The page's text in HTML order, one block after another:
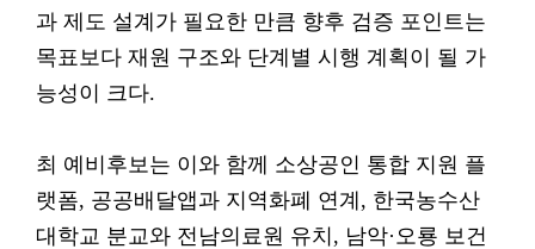
과 제도 설계가 필요한 만큼 향후 검증 포인트는
목표보다 재원 구조와 단계별 시행 계획이 될 가
능성이 크다.
최 예비후보는 이와 함께 소상공인 통합 지원 플
랫폼, 공공배달앱과 지역화폐 연계, 한국농수산
대학교 분교와 전남의료원 유치, 남악·오룡 보건